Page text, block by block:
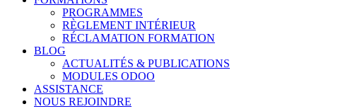
PROGRAMMES
RÈGLEMENT INTÉRIEUR
RÉCLAMATION FORMATION
BLOG
ACTUALITÉS & PUBLICATIONS
MODULES ODOO
ASSISTANCE
NOUS REJOINDRE